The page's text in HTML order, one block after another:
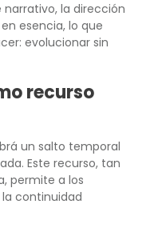
la dirección
esencia, lo que
evolucionar sin
recurso
un salto temporal
Este recurso, tan
permite a los
continuidad